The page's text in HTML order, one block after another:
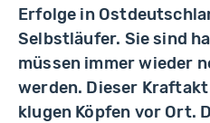
Erfolge in
Selbstläufer. Sie sind
müssen immer wieder
werden. Dieser
klugen Köpfen vor Ort.